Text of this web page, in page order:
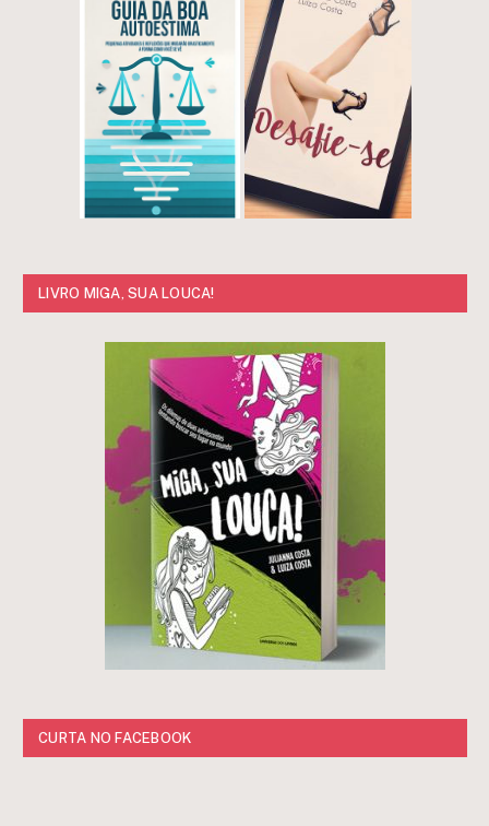
LIVRO MIGA, SUA LOUCA!
CURTA NO FACEBOOK